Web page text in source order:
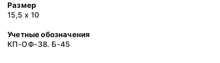
Размер
15,5 х 10
Учетные обозначения
КП-ОФ-38. Б-45